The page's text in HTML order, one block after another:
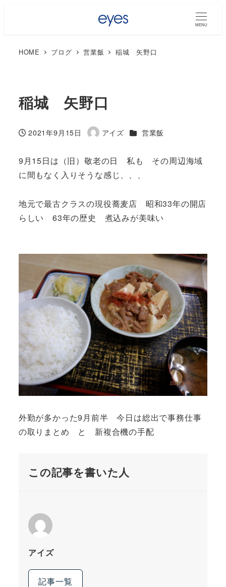
MENU
HOME ブログ 営業飯 稲城 矢野口
稲城 矢野口
投稿日
2021年9月15日
著
アイズ カテゴリー
営業飯
9月15日は（旧）敬老の日 私も その周辺海域
に間もなく入りそうな感じ、、、
地元で最古クラスの現役蕎麦店 昭和33年の開店
らしい 63年の歴史 煮込みが美味い
外勤が多かった9月前半 今日は総出で事務仕事
の取りまとめ と 新複合機の手配
この記事を書いた人
アイズ
記事一覧